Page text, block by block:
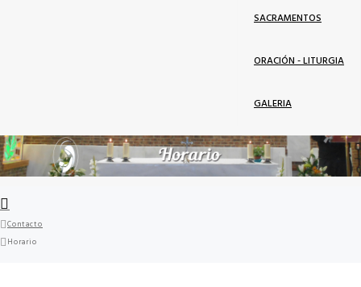
SACRAMENTOS
ORACIÓN - LITURGIA
GALERIA
Contacto
Horario